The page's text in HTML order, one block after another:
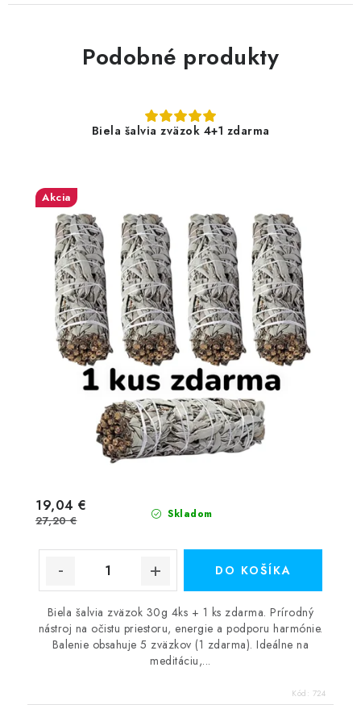
Podobné produkty
Biela šalvia zväzok 4+1 zdarma
Akcia
27,20 €
Skladom
19,04 €
27,20 €
DO KOŠÍKA
Biela šalvia zväzok 30g 4ks + 1 ks zdarma. Prírodný
nástroj na očistu priestoru, energie a podporu harmónie.
Balenie obsahuje 5 zväzkov (1 zdarma). Ideálne na
meditáciu,...
Kód: 724